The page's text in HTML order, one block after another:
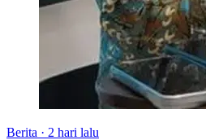
Berita · 2 hari lalu